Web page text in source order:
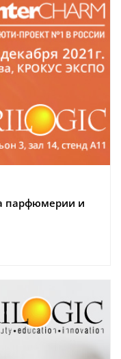
парфюмерии и